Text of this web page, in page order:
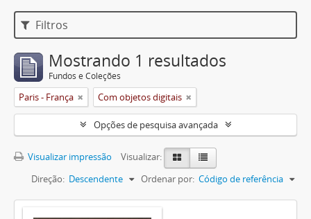
Filtros
Mostrando 1 resultados
Fundos e Coleções
Paris - França Com objetos digitais
Opções de pesquisa avançada
Visualizar impressão
Visualizar:
Ordenar por: Código de referência
Direção: Descendente